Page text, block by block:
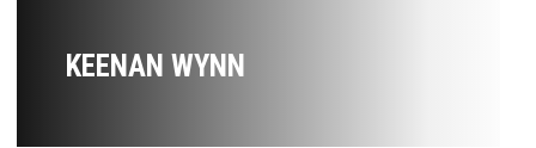
KEENAN WYNN